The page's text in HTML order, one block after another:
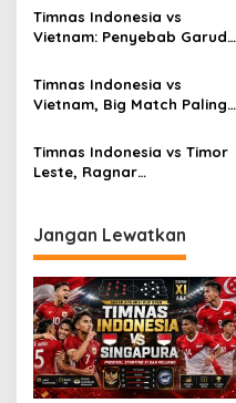
Timnas Indonesia vs
Vietnam: Penyebab Garuda
Timnas Indonesia vs
Vietnam, Big Match Paling
Timnas Indonesia vs Timor
Leste, Ragnar
Jangan Lewatkan